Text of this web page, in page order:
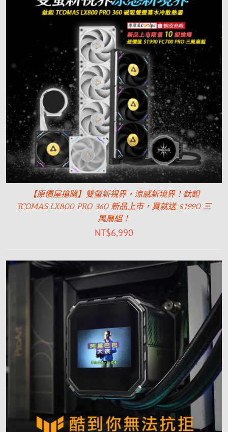
【原價屋搶購】雙螢新視界，涼感新境界！鈦鉭
TCOMAS LX800 PRO 360 新品上市，買就送 $1990 三
風扇組！
NT$6,990